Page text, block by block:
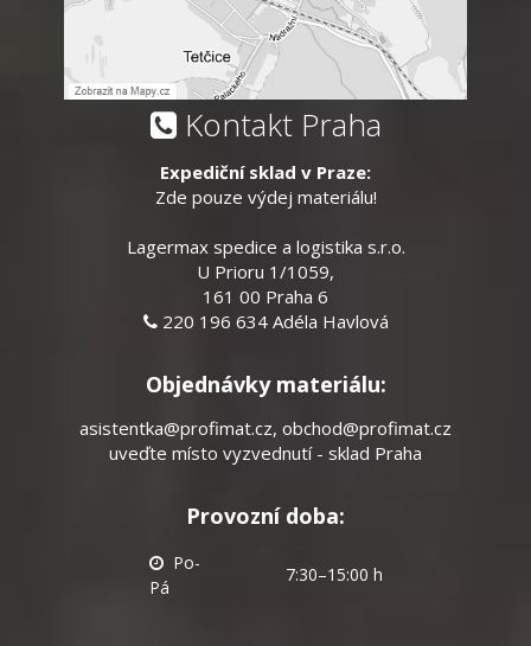
Kontakt Praha
Expediční sklad v Praze:
Zde pouze výdej materiálu!
Lagermax spedice a logistika s.r.o.
U Prioru 1/1059,
161 00 Praha 6
220 196 634 Adéla Havlová
Objednávky materiálu:
asistentka@profimat.cz, obchod@profimat.cz
uveďte místo vyzvednutí - sklad Praha
Provozní doba:
Po-
Pá
7:30–15:00 h